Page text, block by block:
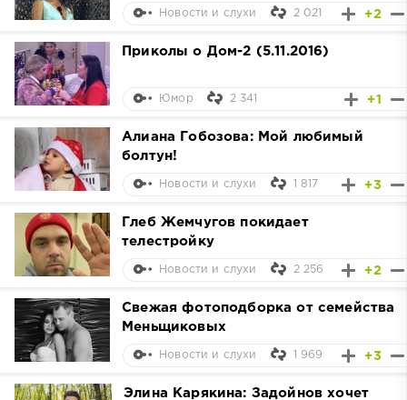
+2
Новости и слухи 2 021
Приколы о Дом-2 (5.11.2016)
+1
Юмор 2 341
Алиана Гобозова: Мой любимый
болтун!
+3
Новости и слухи 1 817
Глеб Жемчугов покидает
телестройку
+2
Новости и слухи 2 256
Свежая фотоподборка от семейства
Меньщиковых
+3
Новости и слухи 1 969
Элина Карякина: Задойнов хочет